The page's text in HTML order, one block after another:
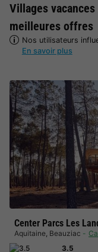
Villages vacances
meilleures offres
Nos utilisateurs
En savoir plus
Center Parcs Les
Aquitaine, Beauziac
3.5